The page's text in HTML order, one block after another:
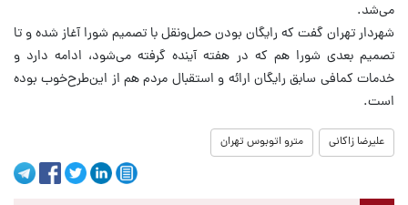
می‌شد.
شهردار تهران گفت که رایگان بودن حمل‌ونقل با تصمیم شورا آغاز شده و‌ تا
تصمیم بعدی شورا هم که در هفته آینده گرفته می‌شود، ادامه دارد و
خدمات کمافی سابق رایگان ارائه و استقبال مردم هم از این‌طرح‌خوب بوده
است.
علیرضا زاکانی مترو اتوبوس تهران